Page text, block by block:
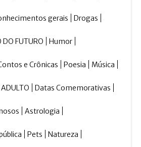
gerais Drogas
DO FUTURO Humor
e Crônicas Poesia Música
Datas Comemorativas
Astrologia
Pets Natureza